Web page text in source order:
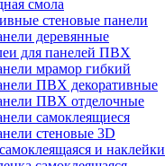
смола
стеновые панели
деревянные
для панелей ПВХ
мрамор гибкий
ПВХ декоративные
ПВХ отделочные
самоклеящиеся
стеновые 3D
и наклейки